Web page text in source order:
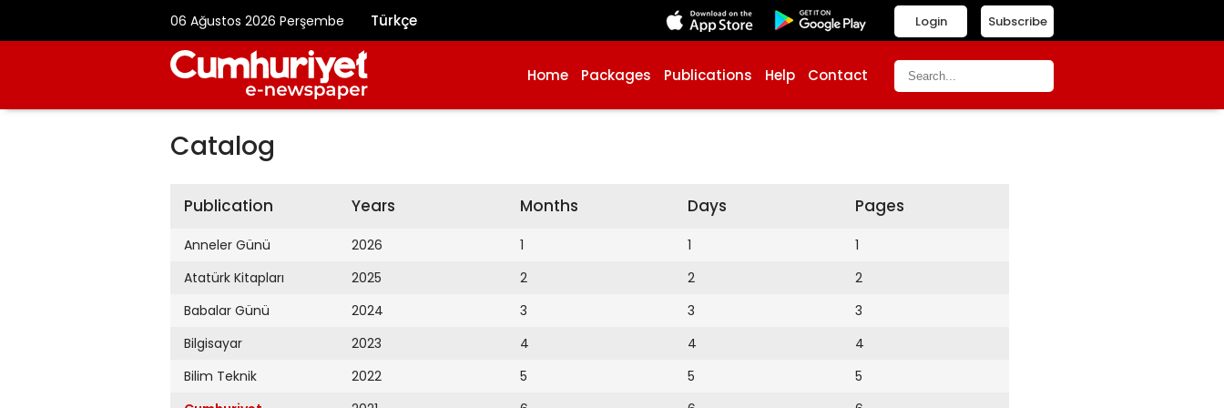
06 Ağustos 2026 Perşembe Türkçe Subscribe
Login
Home Packages Publications Help Contact
Catalog
Publication
Anneler Günü
Atatürk Kitapları
Babalar Günü
Bilgisayar
Bilim Teknik
Years
2026
2025
2024
2023
2022
Months
1
2
3
4
5
Days
1
2
3
4
5
Pages
1
2
3
4
5